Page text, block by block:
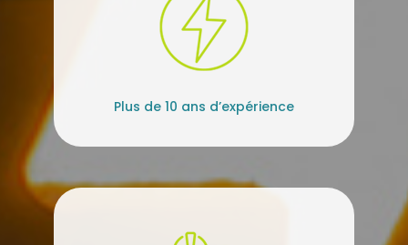
Plus de 10 ans d’expérience